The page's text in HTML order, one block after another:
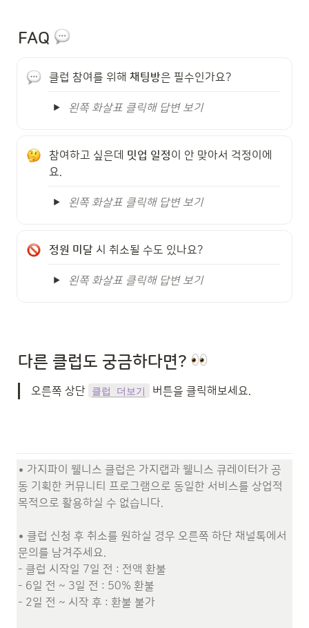
FAQ
클럽 참여를 위해 채팅방은 필수인가요?
왼쪽 화살표 클릭해 답변 보기
참여하고 싶은데 밋업 일정이 안 맞아서 걱정이에
요.
왼쪽 화살표 클릭해 답변 보기
정원 미달 시 취소될 수도 있나요?
왼쪽 화살표 클릭해 답변 보기
다른 클럽도 궁금하다면?
오른쪽 상단 클럽 더보기 버튼을 클릭해보세요.
• 가지파이 웰니스 클럽은 가지랩과 웰니스 큐레이터가 공
동 기획한 커뮤니티 프로그램으로 동일한 서비스를 상업적
목적으로 활용하실 수 없습니다.
• 클럽 신청 후 취소를 원하실 경우 오른쪽 하단 채널톡에서
문의를 남겨주세요.
- 클럽 시작일 7일 전 : 전액 환불
- 6일 전 ~ 3일 전 : 50% 환불
- 2일 전 ~ 시작 후 : 환불 불가